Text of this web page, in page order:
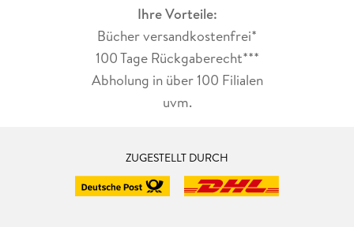
Ihre Vorteile:
Bücher versandkostenfrei*
100 Tage Rückgaberecht***
Abholung in über 100 Filialen
uvm.
ZUGESTELLT DURCH